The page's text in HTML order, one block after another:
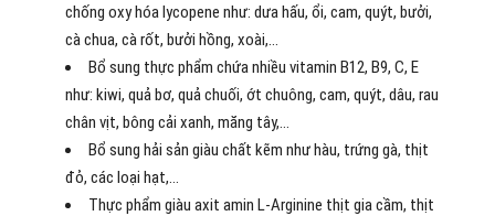
chống oxy hóa lycopene như: dưa hấu, ổi, cam, quýt, bưởi,
cà chua, cà rốt, bưởi hồng, xoài,…
Bổ sung thực phẩm chứa nhiều vitamin B12, B9, C, E
như: kiwi, quả bơ, quả chuối, ớt chuông, cam, quýt, dâu, rau
chân vịt, bông cải xanh, măng tây,…
Bổ sung hải sản giàu chất kẽm như hàu, trứng gà, thịt
đỏ, các loại hạt,…
Thực phẩm giàu axit amin L-Arginine thịt gia cầm, thịt